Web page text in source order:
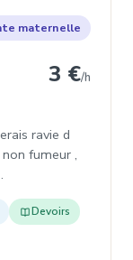
maternelle
3 €/h
ravie d
fumeur ,
Devoirs